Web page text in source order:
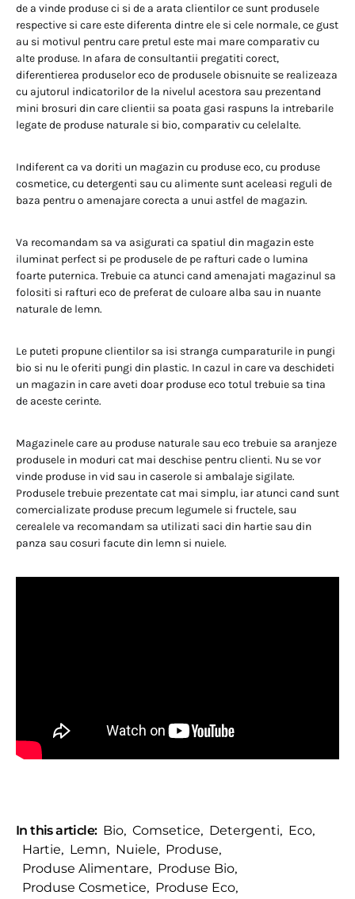
de a vinde produse ci si de a arata clientilor ce sunt produsele
respective si care este diferenta dintre ele si cele normale, ce gust
au si motivul pentru care pretul este mai mare comparativ cu
alte produse. In afara de consultantii pregatiti corect,
diferentierea produselor eco de produsele obisnuite se realizeaza
cu ajutorul indicatorilor de la nivelul acestora sau prezentand
mini brosuri din care clientii sa poata gasi raspuns la intrebarile
legate de produse naturale si bio, comparativ cu celelalte.
Indiferent ca va doriti un magazin cu produse eco, cu produse
cosmetice, cu detergenti sau cu alimente sunt aceleasi reguli de
baza pentru o amenajare corecta a unui astfel de magazin.
Va recomandam sa va asigurati ca spatiul din magazin este
iluminat perfect si pe produsele de pe rafturi cade o lumina
foarte puternica. Trebuie ca atunci cand amenajati magazinul sa
folositi si rafturi eco de preferat de culoare alba sau in nuante
naturale de lemn.
Le puteti propune clientilor sa isi stranga cumparaturile in pungi
bio si nu le oferiti pungi din plastic. In cazul in care va deschideti
un magazin in care aveti doar produse eco totul trebuie sa tina
de aceste cerinte.
Magazinele care au produse naturale sau eco trebuie sa aranjeze
produsele in moduri cat mai deschise pentru clienti. Nu se vor
vinde produse in vid sau in caserole si ambalaje sigilate.
Produsele trebuie prezentate cat mai simplu, iar atunci cand sunt
comercializate produse precum legumele si fructele, sau
cerealele va recomandam sa utilizati saci din hartie sau din
panza sau cosuri facute din lemn si nuiele.
In this article: Bio, Comsetice, Detergenti, Eco,
Hartie, Lemn, Nuiele, Produse,
Produse Alimentare, Produse Bio,
Produse Cosmetice, Produse Eco,